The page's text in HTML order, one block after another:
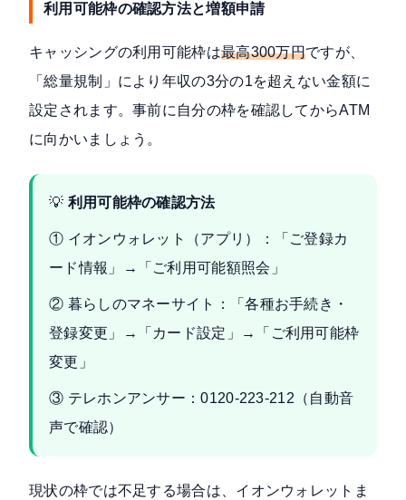
利用可能枠の確認方法と増額申請
キャッシングの利用可能枠は最高300万円ですが、
「総量規制」により年収の3分の1を超えない金額に
設定されます。事前に自分の枠を確認してからATM
に向かいましょう。
💡 利用可能枠の確認方法
① イオンウォレット（アプリ）：「ご登録カ
ード情報」→「ご利用可能額照会」
② 暮らしのマネーサイト：「各種お手続き・
登録変更」→「カード設定」→「ご利用可能枠
変更」
③ テレホンアンサー：0120-223-212（自動音
声で確認）
現状の枠では不足する場合は、イオンウォレットま